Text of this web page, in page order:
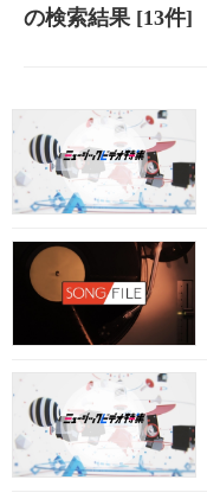
の検索結果[13件]